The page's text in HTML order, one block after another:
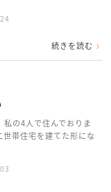
続きを読む
私の4人で住んでおりま
帯住宅を建てた形にな